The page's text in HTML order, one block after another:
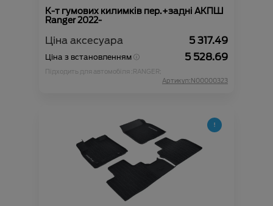
К-т гумових килимків пер.+задні АКПШ
Ranger 2022-
Ціна аксесуара 5 317.49
Ціна з встановленням 5 528.69
Підходить для автомобіля :RANGER;
Артикул:N00000323